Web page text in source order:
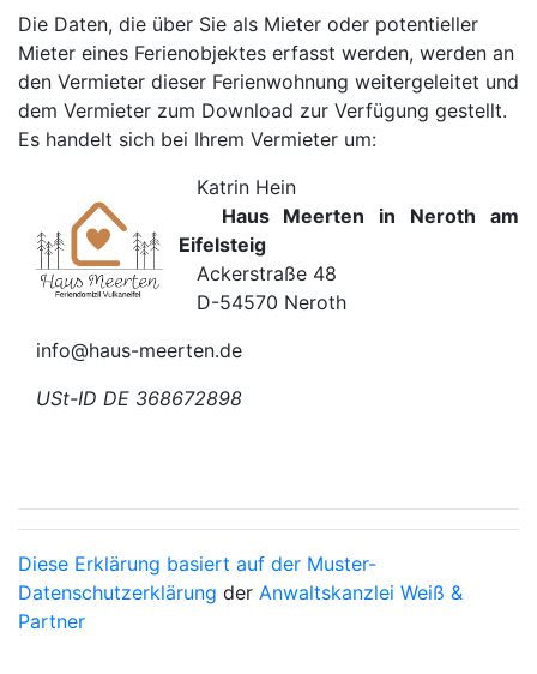
Die Daten, die über Sie als Mieter oder potentieller
Mieter eines Ferienobjektes erfasst werden, werden an
den Vermieter dieser Ferienwohnung weitergeleitet und
dem Vermieter zum Download zur Verfügung gestellt.
Es handelt sich bei Ihrem Vermieter um:
Katrin Hein
Haus Meerten in Neroth am
Eifelsteig
Ackerstraße 48
D-54570 Neroth
info@haus-meerten.de
USt-ID DE 368672898
Diese Erklärung basiert auf der Muster-
Datenschutzerklärung der Anwaltskanzlei Weiß &
Partner